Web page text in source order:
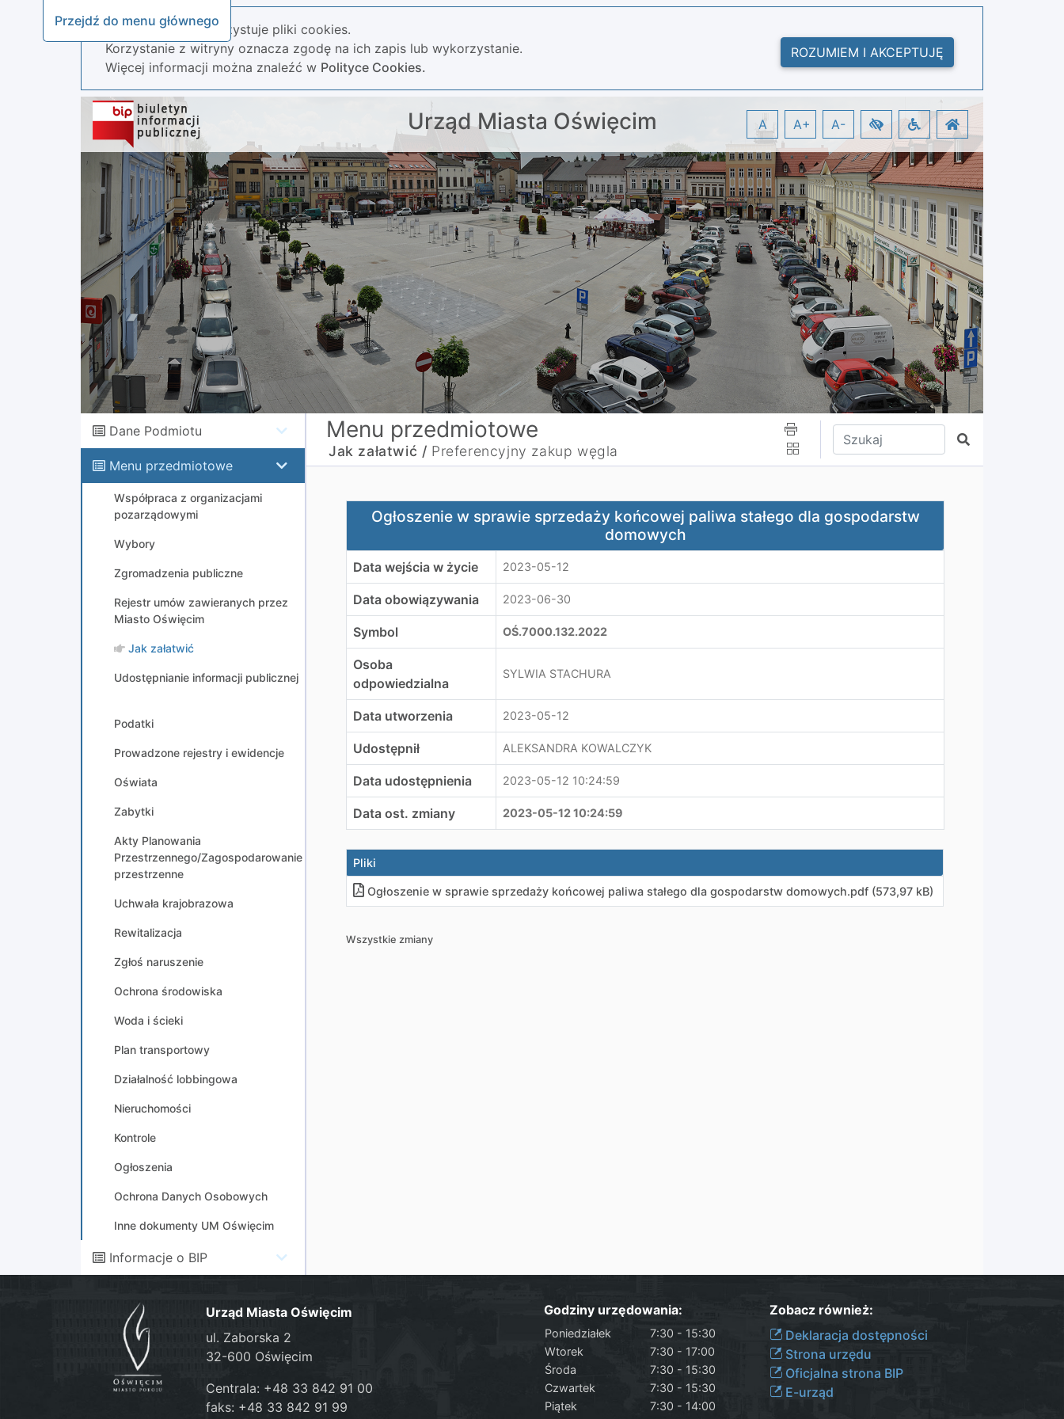
Przejdź do menu głównego
Nasza strona wykorzystuje pliki cookies.
Korzystanie z witryny oznacza zgodę na ich zapis lub wykorzystanie.
Więcej informacji można znaleźć w Polityce Cookies.
ROZUMIEM I AKCEPTUJĘ
Urząd Miasta Oświęcim A A+ A-
Dane Podmiotu
Menu przedmiotowe
Współpraca z organizacjami
pozarządowymi
Wybory
Zgromadzenia publiczne
Rejestr umów zawieranych przez
Miasto Oświęcim
Jak załatwić
Udostępnianie informacji publicznej
Podatki
Prowadzone rejestry i ewidencje
Oświata
Zabytki
Akty Planowania
Przestrzennego/Zagospodarowanie
przestrzenne
Uchwała krajobrazowa
Rewitalizacja
Zgłoś naruszenie
Ochrona środowiska
Woda i ścieki
Plan transportowy
Działalność lobbingowa
Nieruchomości
Kontrole
Ogłoszenia
Ochrona Danych Osobowych
Inne dokumenty UM Oświęcim
Informacje o BIP
Menu przedmiotowe
Jak załatwić / Preferencyjny zakup węgla
Wpisz tekst do wyszukania
Szukaj
Ogłoszenie w sprawie sprzedaży końcowej paliwa stałego dla gospodarstw domowych
Ogłoszenie w sprawie sprzedaży końcowej paliwa stałego dla gospodarstw
domowych
Data wejścia w życie 2023-05-12
Data obowiązywania 2023-06-30
Symbol OŚ.7000.132.2022
Osoba
odpowiedzialna
SYLWIA STACHURA
Data utworzenia 2023-05-12
Udostępnił ALEKSANDRA KOWALCZYK
Data udostępnienia 2023-05-12 10:24:59
Data ost. zmiany 2023-05-12 10:24:59
Pliki
Ogłoszenie w sprawie sprzedaży końcowej paliwa stałego dla gospodarstw domowych.pdf (573,97 kB)
Wszystkie zmiany
Urząd Miasta Oświęcim
ul. Zaborska 2
32-600 Oświęcim
Centrala: +48 33 842 91 00
faks: +48 33 842 91 99
Godziny urzędowania:
Poniedziałek
7:30 - 15:30
Wtorek
7:30 - 17:00
Środa
7:30 - 15:30
Czwartek
7:30 - 15:30
Piątek
7:30 - 14:00
Zobacz również:
Deklaracja dostępności
Strona urzędu
Oficjalna strona BIP
E-urząd